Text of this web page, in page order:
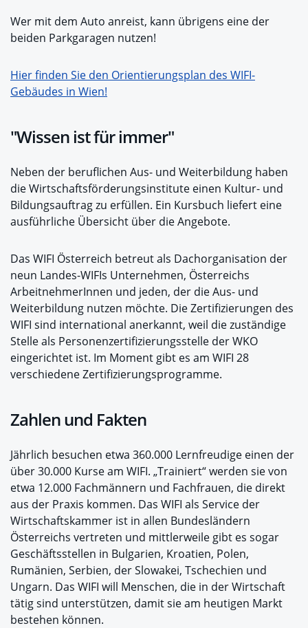
Wer mit dem Auto anreist, kann übrigens eine der
beiden Parkgaragen nutzen!
Hier finden Sie den Orientierungsplan des WIFI-
Gebäudes in Wien!
"Wissen ist für immer"
Neben der beruflichen Aus- und Weiterbildung haben
die Wirtschaftsförderungsinstitute einen Kultur- und
Bildungsauftrag zu erfüllen. Ein Kursbuch liefert eine
ausführliche Übersicht über die Angebote.
Das WIFI Österreich betreut als Dachorganisation der
neun Landes-WIFIs Unternehmen, Österreichs
ArbeitnehmerInnen und jeden, der die Aus- und
Weiterbildung nutzen möchte. Die Zertifizierungen des
WIFI sind international anerkannt, weil die zuständige
Stelle als Personenzertifizierungsstelle der WKO
eingerichtet ist. Im Moment gibt es am WIFI 28
verschiedene Zertifizierungsprogramme.
Zahlen und Fakten
Jährlich besuchen etwa 360.000 Lernfreudige einen der
über 30.000 Kurse am WIFI. „Trainiert“ werden sie von
etwa 12.000 Fachmännern und Fachfrauen, die direkt
aus der Praxis kommen. Das WIFI als Service der
Wirtschaftskammer ist in allen Bundesländern
Österreichs vertreten und mittlerweile gibt es sogar
Geschäftsstellen in Bulgarien, Kroatien, Polen,
Rumänien, Serbien, der Slowakei, Tschechien und
Ungarn. Das WIFI will Menschen, die in der Wirtschaft
tätig sind unterstützen, damit sie am heutigen Markt
bestehen können.